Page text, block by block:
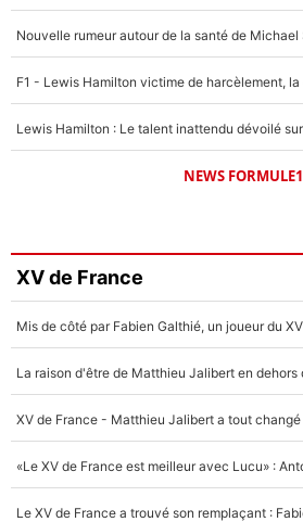
NEWS FORMULE1
XV de France